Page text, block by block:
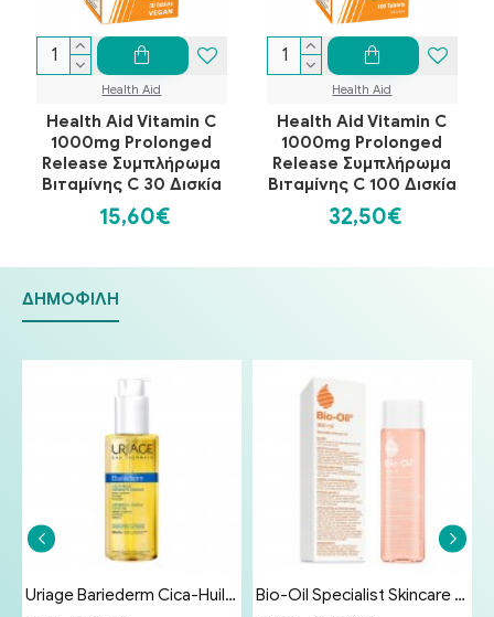
Health Aid
Health Aid Vitamin C
1000mg Prolonged
Release Συμπλήρωμα
Βιταμίνης C 30 Δισκία
15,60€
Health Aid
Health Aid Vitamin C
1000mg Prolonged
Release Συμπλήρωμα
Βιταμίνης C 100 Δισκία
32,50€
ΔΗΜΟΦΙΛΉ
Hydrovit Zinco Protective Cream 100ml - Κρέμα με Ψευδάργυρο για Εγκαύματα, Κατακλίσεις, Δερματολογικές Επεμβάσεις, Συγκάματα και Ερεθισμούς